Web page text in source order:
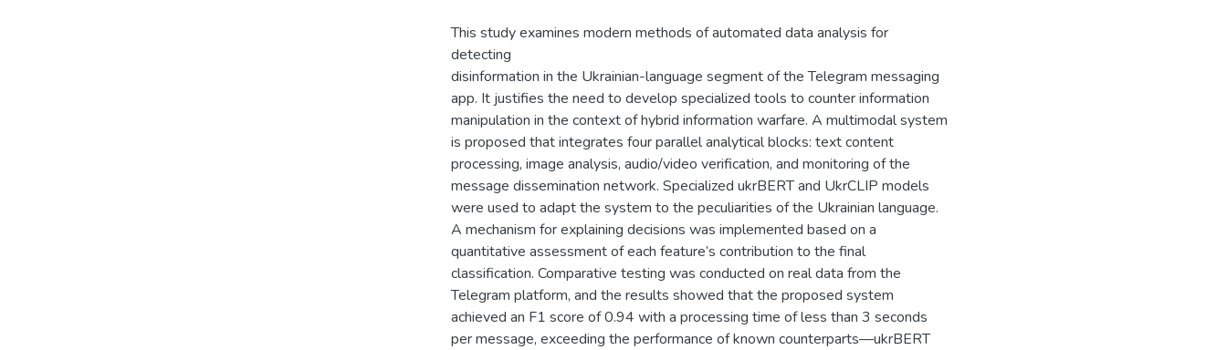
This study examines modern methods of automated data analysis for
detecting
disinformation in the Ukrainian-language segment of the Telegram messaging
app. It justifies the need to develop specialized tools to counter information
manipulation in the context of hybrid information warfare. A multimodal system
is proposed that integrates four parallel analytical blocks: text content
processing, image analysis, audio/video verification, and monitoring of the
message dissemination network. Specialized ukrBERT and UkrCLIP models
were used to adapt the system to the peculiarities of the Ukrainian language.
A mechanism for explaining decisions was implemented based on a
quantitative assessment of each feature’s contribution to the final
classification. Comparative testing was conducted on real data from the
Telegram platform, and the results showed that the proposed system
achieved an F1 score of 0.94 with a processing time of less than 3 seconds
per message, exceeding the performance of known counterparts—ukrBERT